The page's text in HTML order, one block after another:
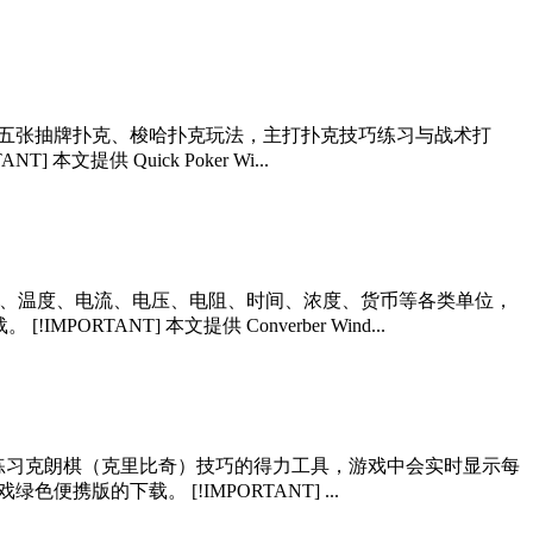
张抽牌扑克、梭哈扑克玩法，主打扑克技巧练习与战术打
本文提供 Quick Poker Wi...
温度、电流、电压、电阻、时间、浓度、货币等各类单位，
[!IMPORTANT] 本文提供 Converber Wind...
克朗棋（克里比奇）技巧的得力工具，游戏中会实时显示每
绿色便携版的下载。 [!IMPORTANT] ...